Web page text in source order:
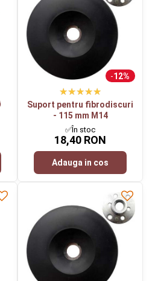
12%
Suport pentru fibrodiscuri
- 115 mm M14
✅În stoc
18,40 RON
Adauga in cos